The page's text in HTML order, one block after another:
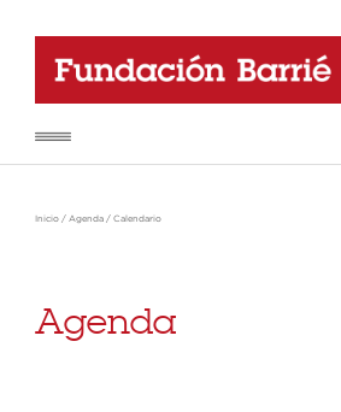
Inicio / Agenda / Calendario
Agenda